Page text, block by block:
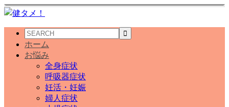
ホーム
お悩み
全身症状
呼吸器症状
妊活・妊娠
婦人症状